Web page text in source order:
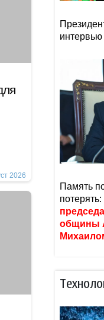
2026
Память
потерять:
общины